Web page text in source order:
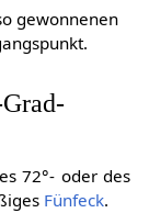
gewonnenen
72°- oder des
Fünfeck.